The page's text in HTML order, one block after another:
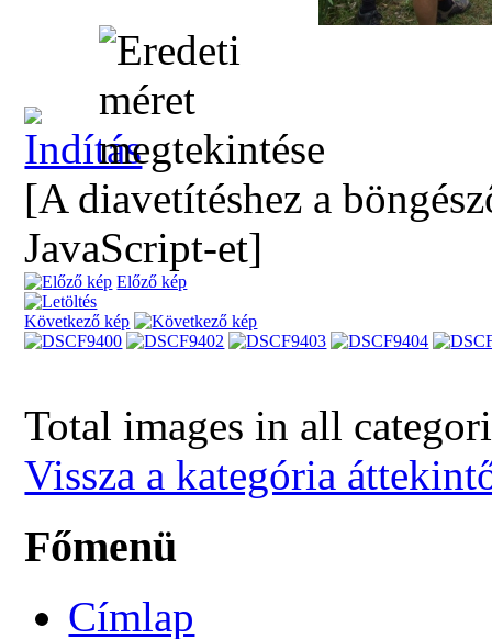
[A diavetítéshez a
JavaScript-et]
Előző kép
Következő kép
Total images in all
Vissza a kategória
Főmenü
Címlap